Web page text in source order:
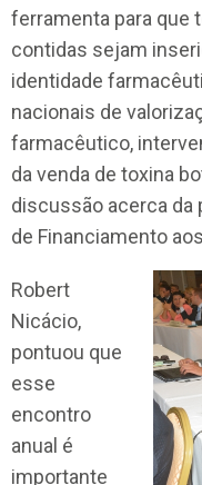
ferramenta para que
contidas sejam
identidade
nacionais de
farmacêutico,
da venda de toxina
discussão acerca da
de Financiamento
Robert
Nicácio,
pontuou que
esse
encontro
anual é
importante